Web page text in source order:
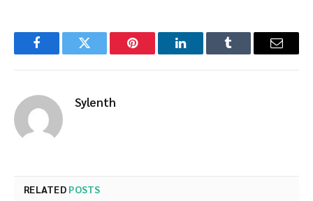
FacebookTwitter Pinterest LinkedInTumblr Email
Sylenth
RELATED POSTS